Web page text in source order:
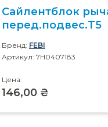
Сайлентблок
перед.подвес.T5
Бренд: FEBI
Артикул: 7H0407183
Цена:
146,00 ₴